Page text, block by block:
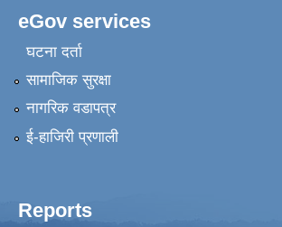
eGov services
घटना दर्ता
सामाजिक सुरक्षा
नागरिक वडापत्र
ई-हाजिरी प्रणाली
Reports